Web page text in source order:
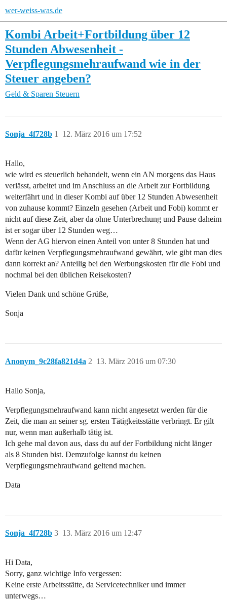
wer-weiss-was.de
Kombi Arbeit+Fortbildung über 12
Stunden Abwesenheit -
Verpflegungsmehraufwand wie in der
Steuer angeben?
Geld & Sparen Steuern
Sonja_4f728b 12. März 2016 um 17:52
1
Hallo,
wie wird es steuerlich behandelt, wenn ein AN morgens das Haus
verlässt, arbeitet und im Anschluss an die Arbeit zur Fortbildung
weiterfährt und in dieser Kombi auf über 12 Stunden Abwesenheit
von zuhause kommt? Einzeln gesehen (Arbeit und Fobi) kommt er
nicht auf diese Zeit, aber da ohne Unterbrechung und Pause daheim
ist er sogar über 12 Stunden weg…
Wenn der AG hiervon einen Anteil von unter 8 Stunden hat und
dafür keinen Verpflegungsmehraufwand gewährt, wie gibt man dies
dann korrekt an? Anteilig bei den Werbungskosten für die Fobi und
nochmal bei den üblichen Reisekosten?
Vielen Dank und schöne Grüße,
Sonja
Anonym_9c28fa821d4a 13. März 2016 um 07:30
2
Hallo Sonja,
Verpflegungsmehraufwand kann nicht angesetzt werden für die
Zeit, die man an seiner sg. ersten Tätigkeitsstätte verbringt. Er gilt
nur, wenn man außerhalb tätig ist.
Ich gehe mal davon aus, dass du auf der Fortbildung nicht länger
als 8 Stunden bist. Demzufolge kannst du keinen
Verpflegungsmehraufwand geltend machen.
Data
Sonja_4f728b 13. März 2016 um 12:47
3
Hi Data,
Sorry, ganz wichtige Info vergessen:
Keine erste Arbeitsstätte, da Servicetechniker und immer
unterwegs…